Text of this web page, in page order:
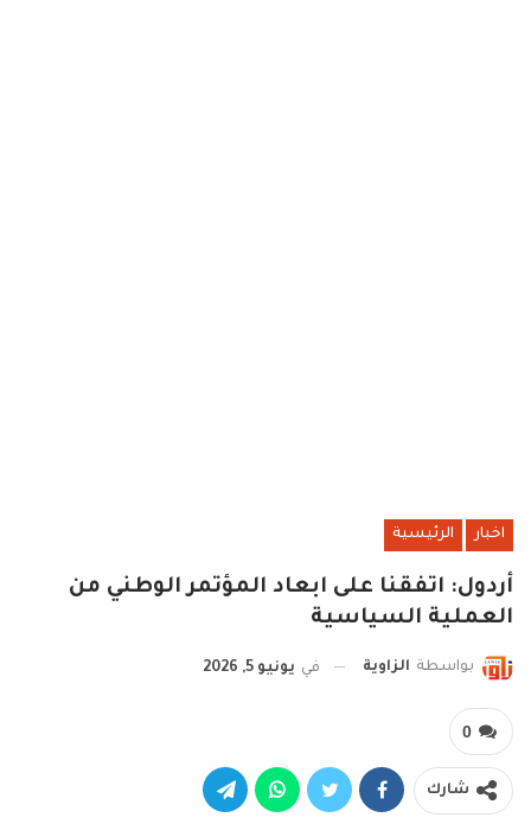
اخبار الرئيسية
أردول: اتفقنا على ابعاد المؤتمر الوطني من
العملية السياسية
بواسطة الزاوية في يونيو 5, 2026
0
شارك